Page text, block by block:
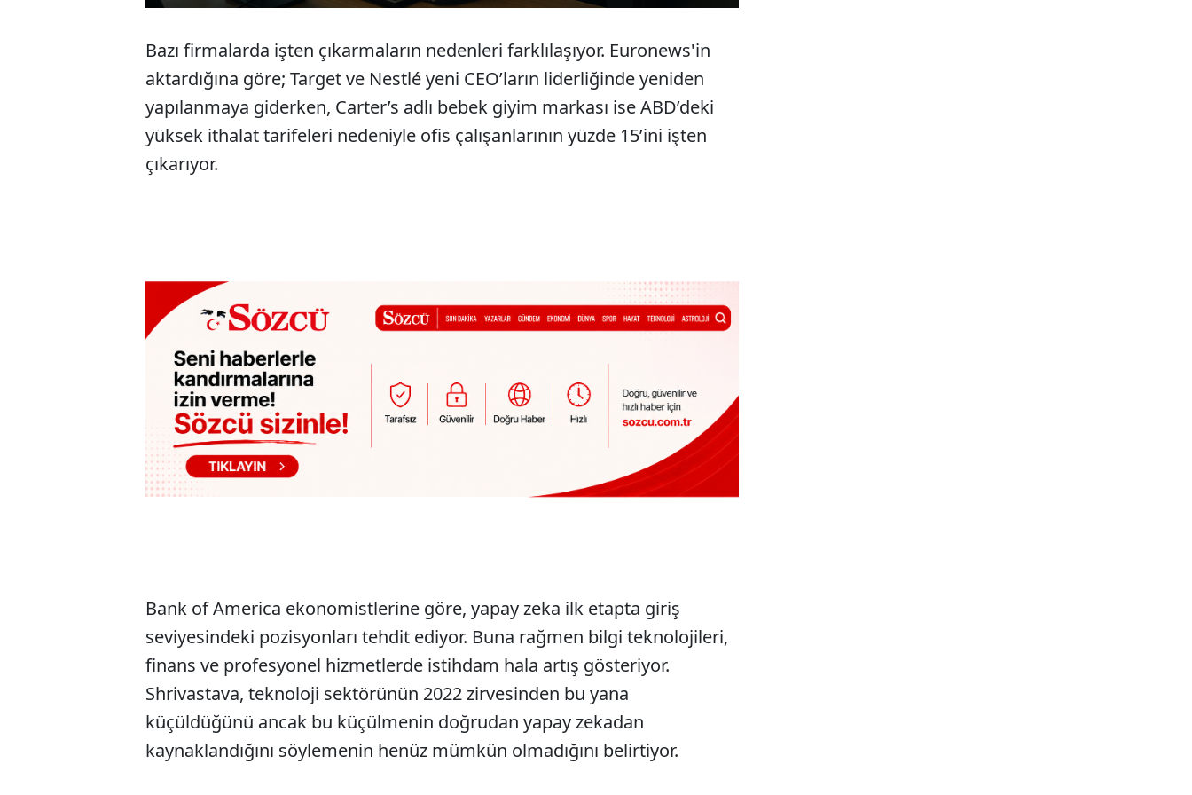
Bazı firmalarda işten çıkarmaların nedenleri farklılaşıyor. Euronews'in
aktardığına göre; Target ve Nestlé yeni CEO’ların liderliğinde yeniden
yapılanmaya giderken, Carter’s adlı bebek giyim markası ise ABD’deki
yüksek ithalat tarifeleri nedeniyle ofis çalışanlarının yüzde 15’ini işten
çıkarıyor.
Bank of America ekonomistlerine göre, yapay zeka ilk etapta giriş
seviyesindeki pozisyonları tehdit ediyor. Buna rağmen bilgi teknolojileri,
finans ve profesyonel hizmetlerde istihdam hala artış gösteriyor.
Shrivastava, teknoloji sektörünün 2022 zirvesinden bu yana
küçüldüğünü ancak bu küçülmenin doğrudan yapay zekadan
kaynaklandığını söylemenin henüz mümkün olmadığını belirtiyor.